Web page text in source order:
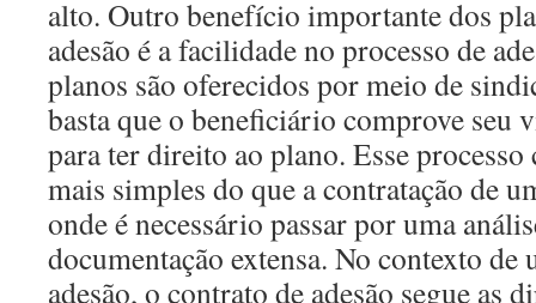
alto. Outro benefício importante dos
adesão é a facilidade no processo de
planos são oferecidos por meio de
basta que o beneficiário comprove seu
para ter direito ao plano. Esse
mais simples do que a contratação de
onde é necessário passar por uma
documentação extensa. No contexto de
adesão, o contrato de adesão segue as